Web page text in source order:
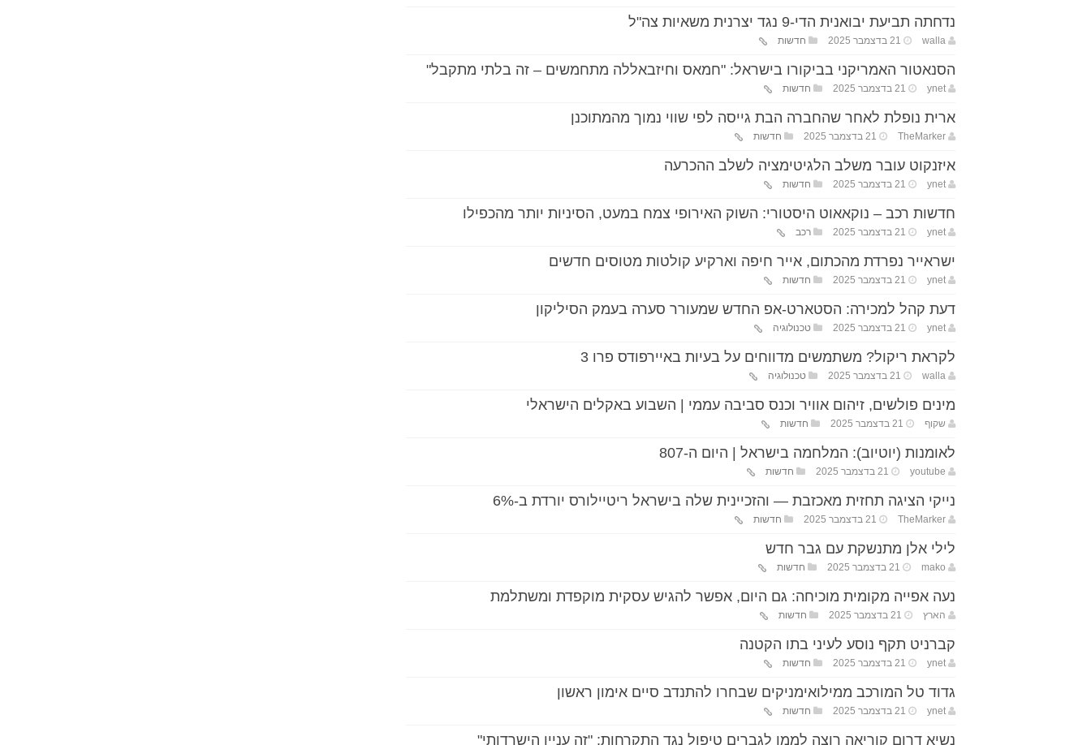
נדחתה תביעת יבואנית הדי-9 נגד יצרנית משאיות צה"ל
walla 21 בדצמבר 2025 חדשות
הסנאטור האמריקני בביקורו בישראל: "חמאס וחיזבאללה מתחמשים – זה בלתי מתקבל"
ynet 21 בדצמבר 2025 חדשות
ארית נופלת לאחר שהחברה הבת גייסה לפי שווי נמוך מהמתוכנן
TheMarker 21 בדצמבר 2025 חדשות
איזנקוט עובר משלב הלגיטימציה לשלב ההכרעה
ynet 21 בדצמבר 2025 חדשות
חדשות רכב – נוקאאוט היסטורי: השוק האירופי צמח במעט, הסיניות יותר מהכפילו
ynet 21 בדצמבר 2025 רכב
ישראייר נפרדת מהכתום, אייר חיפה וארקיע קולטות מטוסים חדשים
ynet 21 בדצמבר 2025 חדשות
דעת קהל למכירה: הסטארט-אפ החדש שמעורר סערה בעמק הסיליקון
ynet 21 בדצמבר 2025 טכנולוגיה
לקראת ריקול? משתמשים מדווחים על בעיות באיירפודס פרו 3
walla 21 בדצמבר 2025 טכנולוגיה
מינים פולשים, זיהום אוויר וכנס סביבה עממי | השבוע באקלים הישראלי
שקוף 21 בדצמבר 2025 חדשות
לאומנות (יוטיוב): המלחמה בישראל | היום ה-807
youtube 21 בדצמבר 2025 חדשות
נייקי הציגה תחזית מאכזבת — והזכיינית שלה בישראל ריטיילורס יורדת ב-6%
TheMarker 21 בדצמבר 2025 חדשות
לילי אלן מתנשקת עם גבר חדש
mako 21 בדצמבר 2025 חדשות
נעה אפייה מקומית מוכיחה: גם היום, אפשר להגיש עסקית מוקפדת ומשתלמת
הארץ 21 בדצמבר 2025 חדשות
קברניט תקף נוסע לעיני בתו הקטנה
ynet 21 בדצמבר 2025 חדשות
גדוד טל המורכב ממילואימניקים שבחרו להתנדב סיים אימון ראשון
ynet 21 בדצמבר 2025 חדשות
נשיא דרום קוריאה רוצה לממן לגברים טיפול נגד התקרחות: "זה עניין הישרדותי"